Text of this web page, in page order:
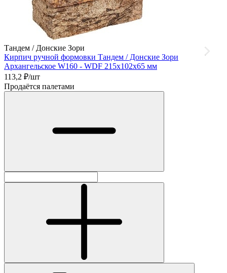
Тандем / Донские Зори
Кирпич ручной формовки Тандем / Донские Зори
Архангельское W160 - WDF 215х102х65 мм
113,2 ₽/шт
Продаётся палетами